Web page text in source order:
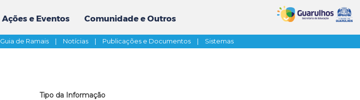
Ações e Eventos Comunidade e Outros
Guia de Ramais | Notícias | Publicações e Documentos | Sistemas
Tipo da Informação